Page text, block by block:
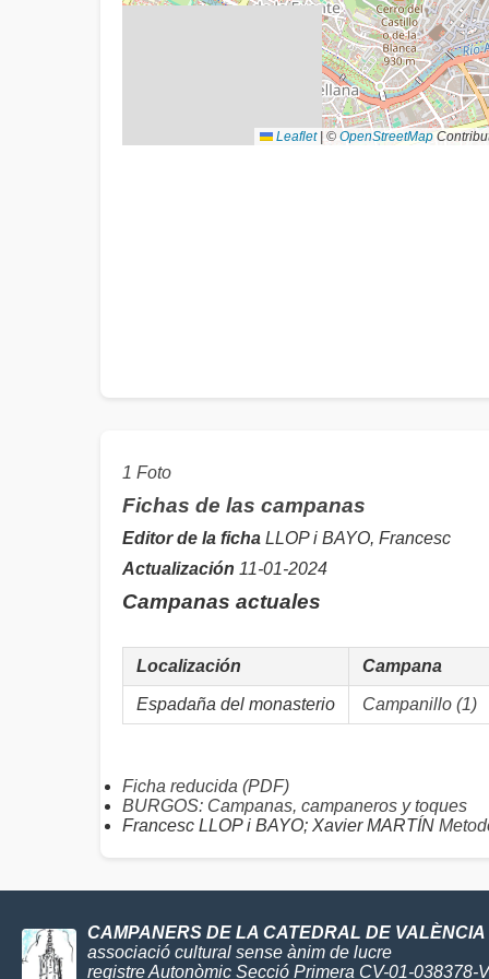
Leaflet © OpenStreetMap
1 Foto
Fichas de las campanas
Editor de la ficha LLOP i BAYO, Francesc
Actualización 11-01-2024
Campanas actuales
Localización Campana
Espadaña del monasterio Campanillo (1)
Ficha reducida (PDF)
BURGOS: Campanas, campaneros y toques
Francesc LLOP i BAYO; Xavier MARTÍN
CAMPANERS DE LA CATEDRAL DE VALÈNCIA
associació cultural sense ànim de lucre
registre Autonòmic Secció Primera CV-01-038378-V